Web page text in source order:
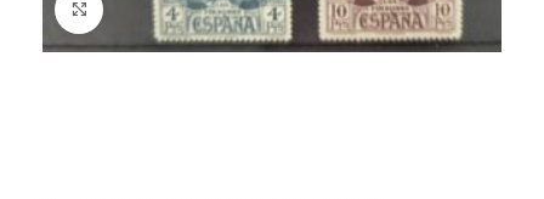
Click to enlarge